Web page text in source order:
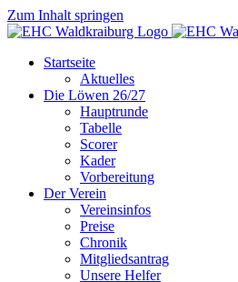
Zum Inhalt springen
Startseite
Aktuelles
Die Löwen 26/27
Hauptrunde
Tabelle
Scorer
Kader
Vorbereitung
Der Verein
Vereinsinfos
Preise
Chronik
Mitgliedsantrag
Unsere Helfer